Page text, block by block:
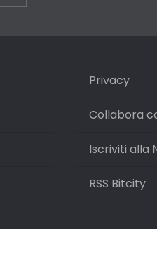
Privacy
Collabora
Iscriviti alla
RSS Bitcity